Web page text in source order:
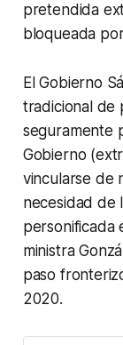
pretendida
bloqueada
El Gobierno
tradicional de
seguramente
Gobierno
vincularse de
necesidad de
personificada
ministra
paso
2020.